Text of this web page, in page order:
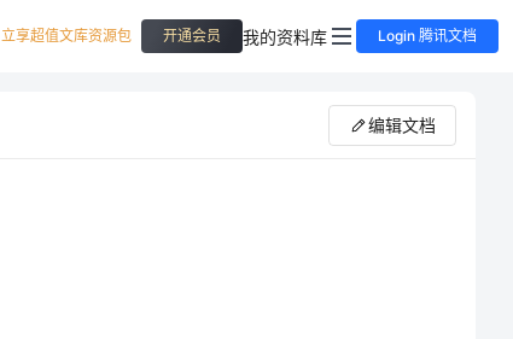
立享超值文库资源包 开通会员 我的资料库 Login 腾讯文档
编辑文档